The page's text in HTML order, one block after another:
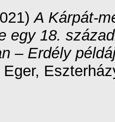
A Kárpát-
egy 18.
– Erdély